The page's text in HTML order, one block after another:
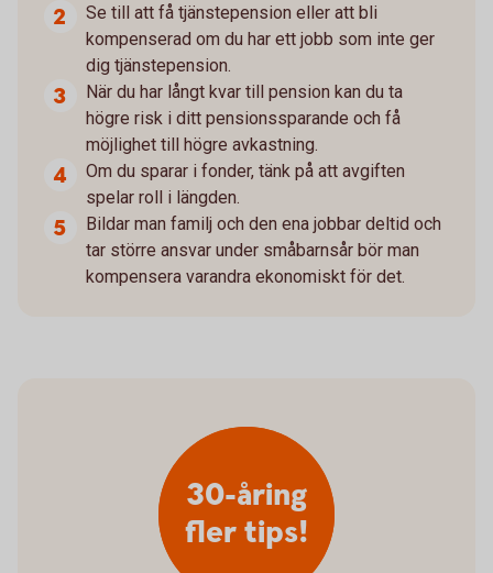
Se till att få tjänstepension eller att bli
kompenserad om du har ett jobb som inte ger
dig tjänstepension.
När du har långt kvar till pension kan du ta
högre risk i ditt pensionssparande och få
möjlighet till högre avkastning.
Om du sparar i fonder, tänk på att avgiften
spelar roll i längden.
Bildar man familj och den ena jobbar deltid och
tar större ansvar under småbarnsår bör man
kompensera varandra ekonomiskt för det.
30-åring
fler tips!